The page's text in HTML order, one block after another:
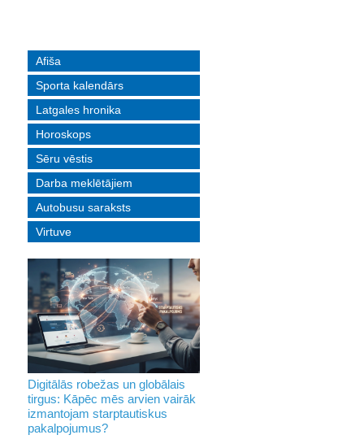
Afiša
Sporta kalendārs
Latgales hronika
Horoskops
Sēru vēstis
Darba meklētājiem
Autobusu saraksts
Virtuve
Digitālās robežas un globālais
tirgus: Kāpēc mēs arvien vairāk
izmantojam starptautiskus
pakalpojumus?